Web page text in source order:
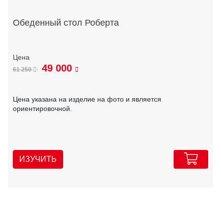
Обеденный стол Роберта
61 250 49 000
Цена указана на изделие на фото и является
ориентировочной.
ИЗУЧИТЬ